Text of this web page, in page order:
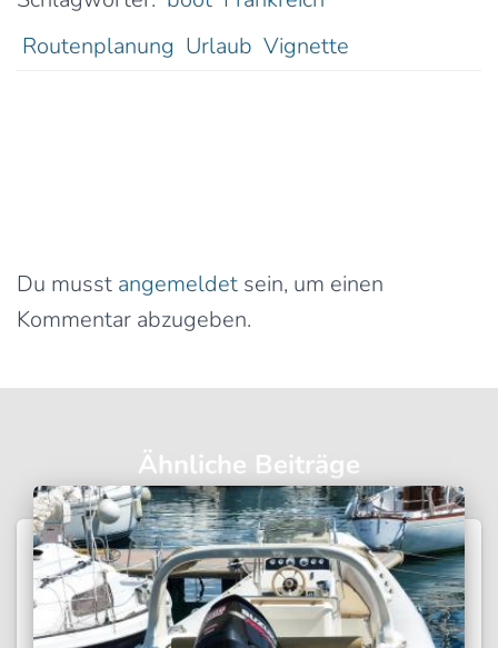
Routenplanung Urlaub Vignette
Du musst angemeldet sein, um einen
Kommentar abzugeben.
Ähnliche Beiträge